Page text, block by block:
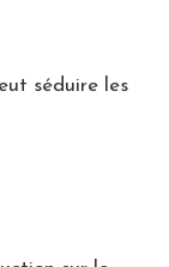
séduire les